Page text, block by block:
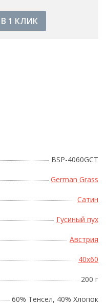
1 КЛИК
BSP-4060GCT
German Grass
Сатин
Гусиный пух
Австрия
40x60
200 г
60% Тенсел, 40% Хлопок